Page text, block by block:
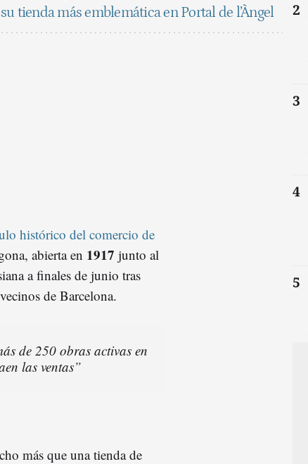
tienda más emblemática en Portal de l’Àngel
histórico del comercio de
abierta en 1917 junto al
a finales de junio tras
de Barcelona.
de 250 obras activas en
las ventas”
más que una tienda de